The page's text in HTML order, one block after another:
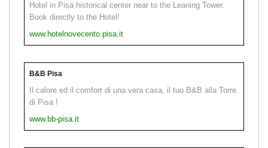
Hotel in Pisa historical center near to the Leaning Tower.
Book directly to the Hotel!
www.hotelnovecento.pisa.it
B&B Pisa
Il calore ed il comfort di una vera casa, il tuo B&B alla Torre
di Pisa !
www.bb-pisa.it